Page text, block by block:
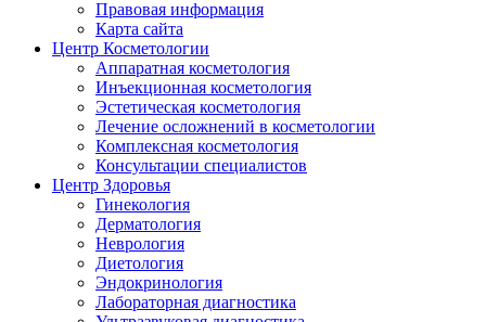
Правовая информация
Карта сайта
Центр Косметологии
Аппаратная косметология
Инъекционная косметология
Эстетическая косметология
Лечение осложнений в косметологии
Комплексная косметология
Консультации специалистов
Центр Здоровья
Гинекология
Дерматология
Неврология
Диетология
Эндокринология
Лабораторная диагностика